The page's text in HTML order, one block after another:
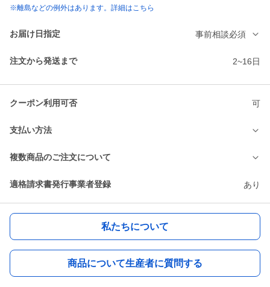
※離島などの例外はあります。詳細はこちら
お届け日指定 事前相談必須
注文から発送まで 2~16日
クーポン利用可否 可
支払い方法
複数商品のご注文について
適格請求書発行事業者登録 あり
私たちについて
商品について生産者に質問する